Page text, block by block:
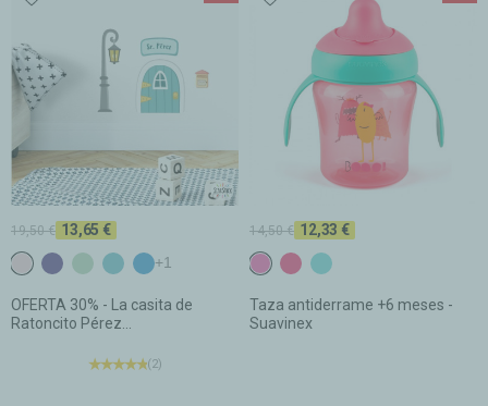
OFERTA 30% - La casita de
Ratoncito Pérez...
19,50 € 13,65 €
(2)
c7 Rosa pálido
c11 Morado oscuro
c15 Verde menta
c16 Turquesa
c17 Azul fuerte
+1
Taza antiderrame +6 meses -
Suavinex
14,50 € 12,33 €
FúcsiaFresaTurquesa